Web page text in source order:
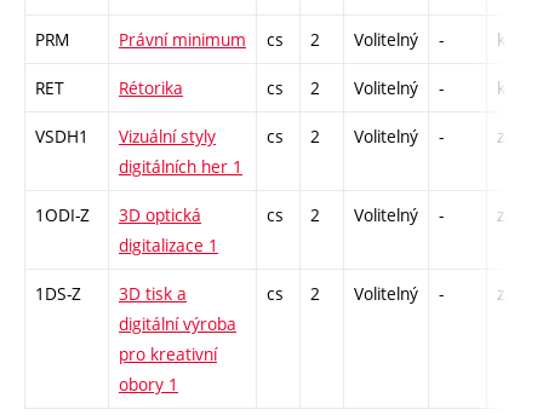
PRM Právní minimum cs 2 Volitelný - kl
RET Rétorika cs 2 Volitelný - kl
VSDH1
Vizuální styly
digitálních her 1
cs 2 Volitelný - zá
1ODI-Z
3D optická
digitalizace 1
cs 2 Volitelný - zá
1DS-Z
3D tisk a
digitální výroba
pro kreativní
obory 1
cs 2 Volitelný - zá